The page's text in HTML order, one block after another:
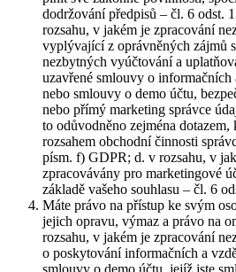
dodržování předpisů – čl. 6 odst.
rozsahu, v jakém je zpracování
vyplývající z oprávněných zájmů
nezbytných vyúčtování a
uzavřené smlouvy o informačních
nebo smlouvy o demo účtu,
nebo přímý marketing správce
to odůvodněno zejména dotazem,
rozsahem obchodní činnosti
písm. f) GDPR; d. v rozsahu, v
zpracovávány pro marketingové
základě vašeho souhlasu – čl. 6
Máte právo na přístup ke svým
jejich opravu, výmaz a právo na
rozsahu, v jakém je zpracování
o poskytování informačních a
smlouvy o demo účtu, jejíž jste